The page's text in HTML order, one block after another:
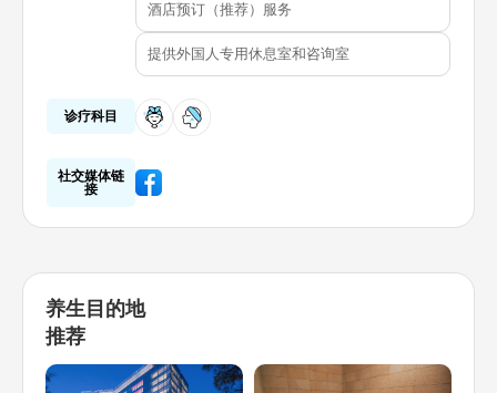
酒店预订（推荐）服务
提供外国人专用休息室和咨询室
诊疗科目
社交媒体链
接
养生目的地
推荐